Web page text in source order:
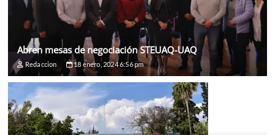
Abren mesas de negociación STEUAQ-UAQ
Redaccion 18 enero, 2024 6:56 pm